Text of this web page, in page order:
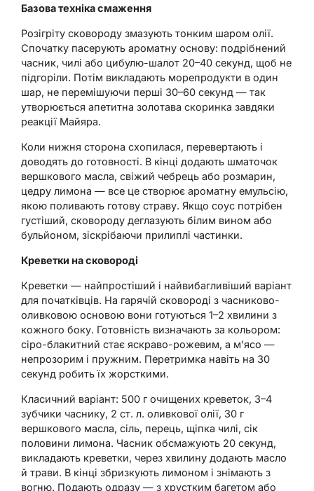
Базова техніка смаження
Розігріту сковороду змазують тонким шаром олії.
Спочатку пасерують ароматну основу: подрібнений
часник, чилі або цибулю-шалот 20–40 секунд, щоб не
підгоріли. Потім викладають морепродукти в один
шар, не перемішуючи перші 30–60 секунд — так
утворюється апетитна золотава скоринка завдяки
реакції Майяра.
Коли нижня сторона схопилася, перевертають і
доводять до готовності. В кінці додають шматочок
вершкового масла, свіжий чебрець або розмарин,
цедру лимона — все це створює ароматну емульсію,
якою поливають готову страву. Якщо соус потрібен
густіший, сковороду деглазують білим вином або
бульйоном, зіскрібаючи прилиплі частинки.
Креветки на сковороді
Креветки — найпростіший і найвибагливіший варіант
для початківців. На гарячій сковороді з часниково-
оливковою основою вони готуються 1–2 хвилини з
кожного боку. Готовність визначають за кольором:
сіро-блакитний стає яскраво-рожевим, а м’ясо —
непрозорим і пружним. Перетримка навіть на 30
секунд робить їх жорсткими.
Класичний варіант: 500 г очищених креветок, 3–4
зубчики часнику, 2 ст. л. оливкової олії, 30 г
вершкового масла, сіль, перець, щіпка чилі, сік
половини лимона. Часник обсмажують 20 секунд,
викладають креветки, через хвилину додають масло
й трави. В кінці збризкують лимоном і знімають з
вогню. Подають одразу — з хрустким багетом або